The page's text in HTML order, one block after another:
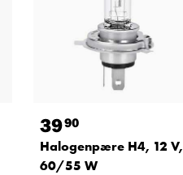
3990
Halogenpære H4, 12 V,
60/55 W